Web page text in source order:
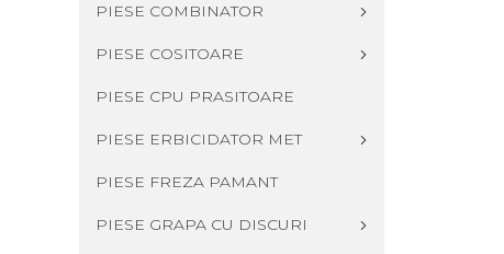
PIESE COMBINATOR
PIESE COSITOARE
PIESE CPU PRASITOARE
PIESE ERBICIDATOR MET
PIESE FREZA PAMANT
PIESE GRAPA CU DISCURI